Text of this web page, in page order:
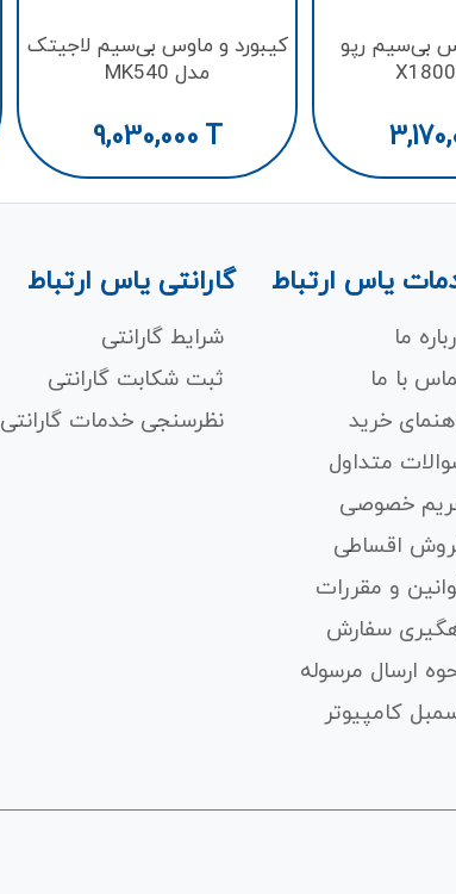
بی‌سیم رپو
کيبورد و ماوس بی‌سیم لاجيتک
مدل MK540
9,030,000 T
یاس ارتباط
ما
با ما
خرید
متداول
خصوصی
اقساطی
و مقررات
سفارش
ارسال مرسوله
کامپیوتر
گارانتی یاس ارتباط
شرایط گارانتی
ثبت شکابت‌ گارانتی
نظرسنجی خدمات گارانتی